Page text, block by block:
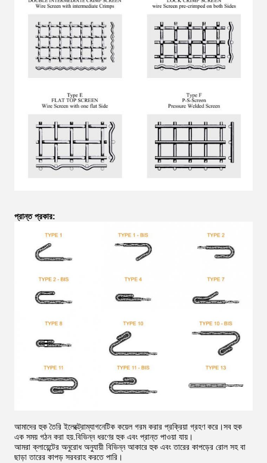
প্রান্ত প্রকার:
আমাদের হুক তৈরি ইলেক্ট্রোম্যাগনেটিক কয়েল গরম করার প্রক্রিয়া গ্রহণ করে।সব হুক
এক সময় গঠন করা হয়.বিভিন্ন ধরণের হুক এবং প্রান্ত পাওয়া যায়।
আমরা ক্লায়েন্টের অনুরোধ অনুযায়ী বিভিন্ন আকারে হুক এবং তারের কাপড়ের রোল সহ বা
ছাড়া তারের কাপড় সরবরাহ করতে পারি।